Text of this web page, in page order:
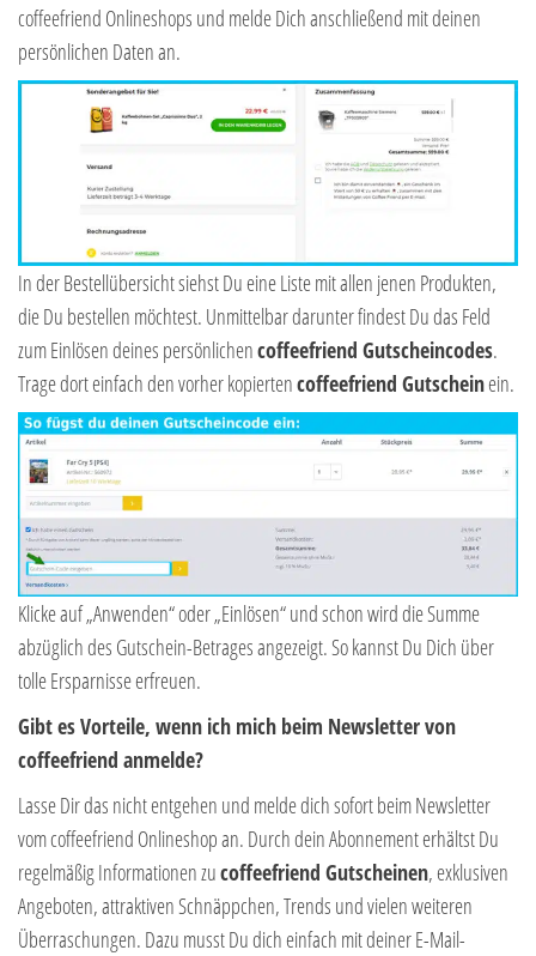
coffeefriend Onlineshops und melde Dich anschließend mit deinen
persönlichen Daten an.
In der Bestellübersicht siehst Du eine Liste mit allen jenen Produkten,
die Du bestellen möchtest. Unmittelbar darunter findest Du das Feld
zum Einlösen deines persönlichencoffeefriend Gutscheincodes.
Trage dort einfach den vorher kopiertencoffeefriend Gutscheinein.
Klicke auf „Anwenden“ oder „Einlösen“ und schon wird die Summe
abzüglich des Gutschein-Betrages angezeigt. So kannst Du Dich über
tolle Ersparnisse erfreuen.
Gibt es Vorteile, wenn ich mich beim Newsletter von
coffeefriend anmelde?
Lasse Dir das nicht entgehen und melde dich sofort beim Newsletter
vom coffeefriend Onlineshop an. Durch dein Abonnement erhältst Du
regelmäßig Informationen zucoffeefriend Gutscheinen, exklusiven
Angeboten, attraktiven Schnäppchen, Trends und vielen weiteren
Überraschungen. Dazu musst Du dich einfach mit deiner E-Mail-